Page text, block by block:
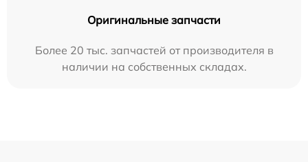
Оригинальные запчасти
Более 20 тыс. запчастей от производителя в
наличии на собственных складах.